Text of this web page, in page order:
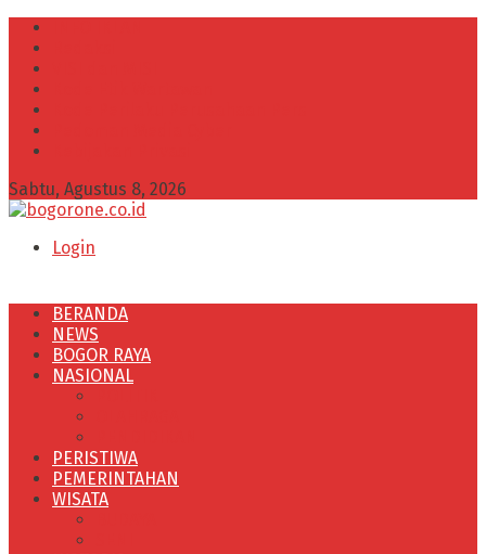
Sabtu, Agustus 8, 2026
Login
BERANDA
NEWS
BOGOR RAYA
NASIONAL
PERISTIWA
PEMERINTAHAN
WISATA